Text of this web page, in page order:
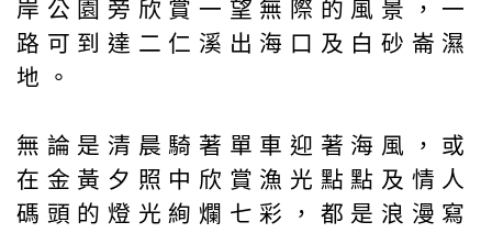
岸公園旁欣賞一望無際的風景，一
路可到達二仁溪出海口及白砂崙濕
地。
無論是清晨騎著單車迎著海風，或
在金黃夕照中欣賞漁光點點及情人
碼頭的燈光絢爛七彩，都是浪漫寫